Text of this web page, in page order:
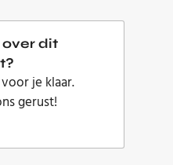
over dit
je klaar.
gerust!